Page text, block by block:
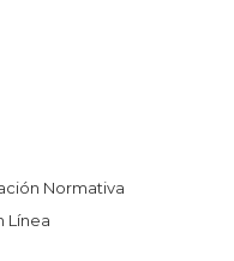
Normativa
Línea